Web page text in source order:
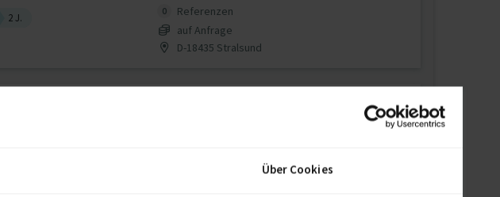
Über Cookies
2 J.
0
Referenzen
auf Anfrage
D-18435 Stralsund